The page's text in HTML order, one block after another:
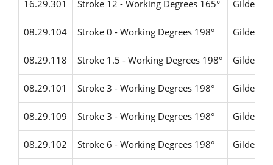
16.29.301 Stroke 12 - Working Degrees 165°
08.29.104 Stroke 0 - Working Degrees 198°
08.29.118 Stroke 1.5 - Working Degrees 198°
08.29.101 Stroke 3 - Working Degrees 198°
08.29.109 Stroke 3 - Working Degrees 198°
08.29.102 Stroke 6 - Working Degrees 198°